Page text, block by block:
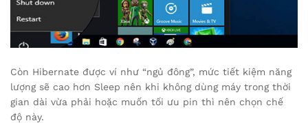
Còn Hibernate được ví như “ngủ đông”, mức tiết kiệm năng
lượng sẽ cao hơn Sleep nên khi không dùng máy trong thời
gian dài vừa phải hoặc muốn tối ưu pin thì nên chọn chế
độ này.